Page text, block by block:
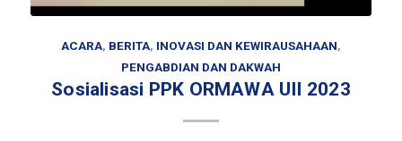
ACARA, BERITA, INOVASI DAN KEWIRAUSAHAAN,
PENGABDIAN DAN DAKWAH
Sosialisasi PPK ORMAWA UII 2023